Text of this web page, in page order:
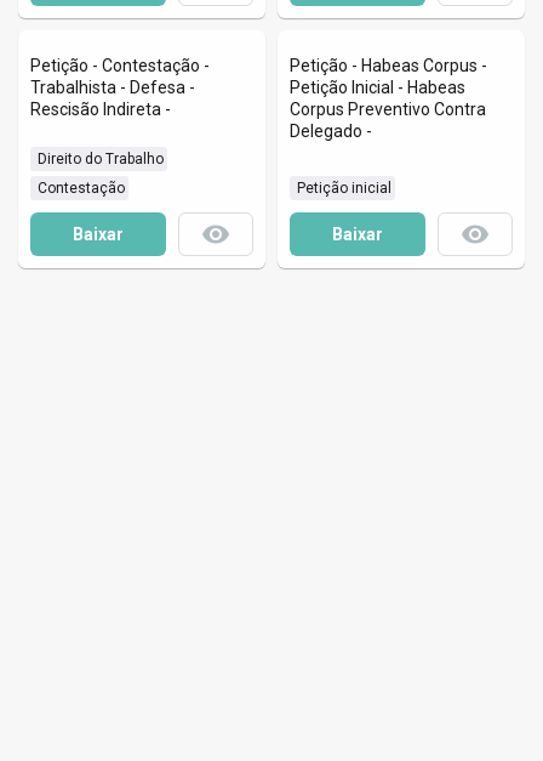
Petição - Contestação -
Trabalhista - Defesa -
Rescisão Indireta -
Direito do Trabalho
Contestação
Baixar remove_red_eye
Petição - Habeas Corpus -
Petição Inicial - Habeas
Corpus Preventivo Contra
Delegado -
Petição inicial
Baixar remove_red_eye